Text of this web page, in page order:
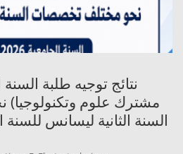
نتائج توجيه طلبة
مشترك علوم
السنة الثانية ليسانس للسنة